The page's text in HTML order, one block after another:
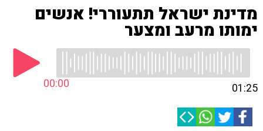
מדינת ישראל תתעוררי! אנשים
ימותו מרעב ומצער
00:00 01:25